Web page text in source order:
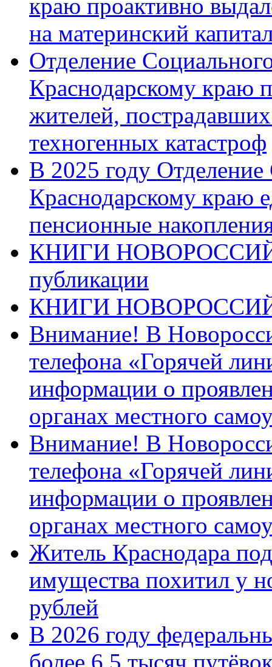
краю проактивно
на материнский
Отделение
Краснодарскому краю
жителей,
техногенных катастроф
В 2025 году
Краснодарскому краю
пенсионные
КНИГИ
публикации
КНИГИ
Внимание! В
телефона «Горячей
информации о
органах местного
Внимание! В
телефона «Горячей
информации о
органах местного
Житель Краснодара
имущества похитил у
рублей
В 2026 году
более 6,5 тысяч